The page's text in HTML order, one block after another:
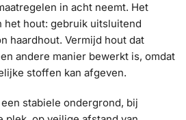
in acht neemt. Het
het hout: gebruik uitsluitend
haardhout. Vermijd hout dat
andere manier bewerkt is, omdat
stoffen kan afgeven.
stabiele ondergrond, bij